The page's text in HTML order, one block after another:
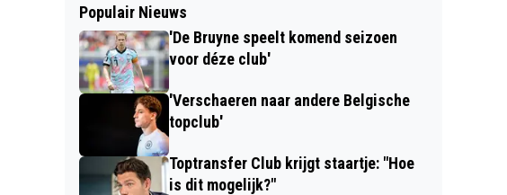
Populair Nieuws
'De Bruyne speelt komend seizoen
voor déze club'
'Verschaeren naar andere Belgische
topclub'
Toptransfer Club krijgt staartje: "Hoe
is dit mogelijk?"